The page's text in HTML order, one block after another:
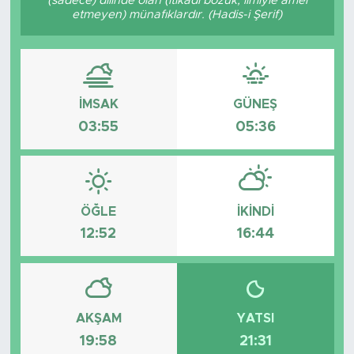
etmeyen) münafıklardır. (Hadis-i Şerif)
İMSAK
03:55
GÜNEŞ
05:36
ÖĞLE
12:52
İKINDI
16:44
AKŞAM
19:58
YATSI
21:31
Resmi İlanlar
Söyleşi
Foto Şaka
Teknoloji
Politika